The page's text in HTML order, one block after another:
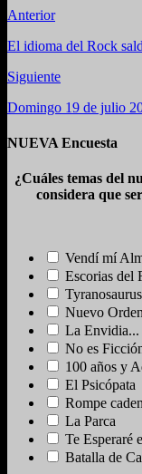
Anterior
El idioma del Rock
Siguiente
Domingo 19 de julio
NUEVA Encuesta
¿Cuáles temas del
considera que
Vendí mí
Escorias del
Nuevo
La Envidia...
No es
100 años y
El Psicópata
Rompe
La Parca
Te Esperaré
Batalla de